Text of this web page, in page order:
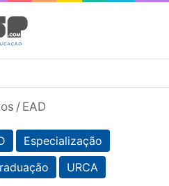
/ EAD
Especialização
URCA